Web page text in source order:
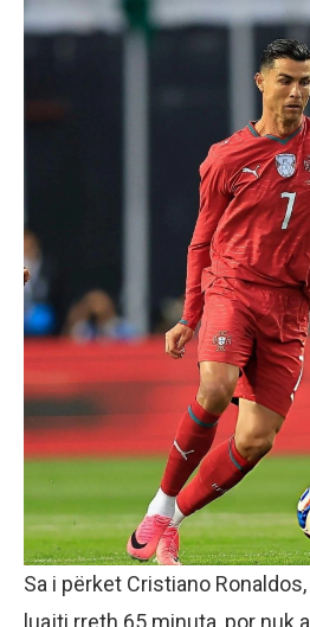
Sa i përket Cristiano
luajti rreth 65 minuta, por nuk